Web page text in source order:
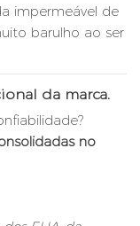
impermeável de
barulho ao ser
da marca.
no